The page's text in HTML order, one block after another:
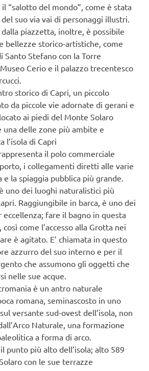
il “salotto del mondo”, come è stata
suo via vai di personaggi illustri.
dalla piazzetta, inoltre, è possibile
bellezze storico-artistiche, come
Santo Stefano con la Torre
Cerio e il palazzo trecentesco
storico di Capri, un piccolo
da piccole vie adornate di gerani e
ai piedi del Monte Solaro
una delle zone più ambite e
l’isola di Capri
il polo commerciale
i collegamenti diretti alle varie
e la spiaggia pubblica più grande.
uno dei luoghi naturalistici più
Raggiungibile in barca, è uno dei
fare il bagno in questa
come l’accesso alla Grotta nei
è agitato. E’ chiamata in questo
azzurro del suo interno e per il
che assumono gli oggetti che
nelle sue acque.
è un antro naturale
romana, seminascosto in uno
versante sud-ovest dell’isola, non
Naturale, una formazione
a forma di arco.
punto più alto dell’isola; alto 589
con le sue terrazze